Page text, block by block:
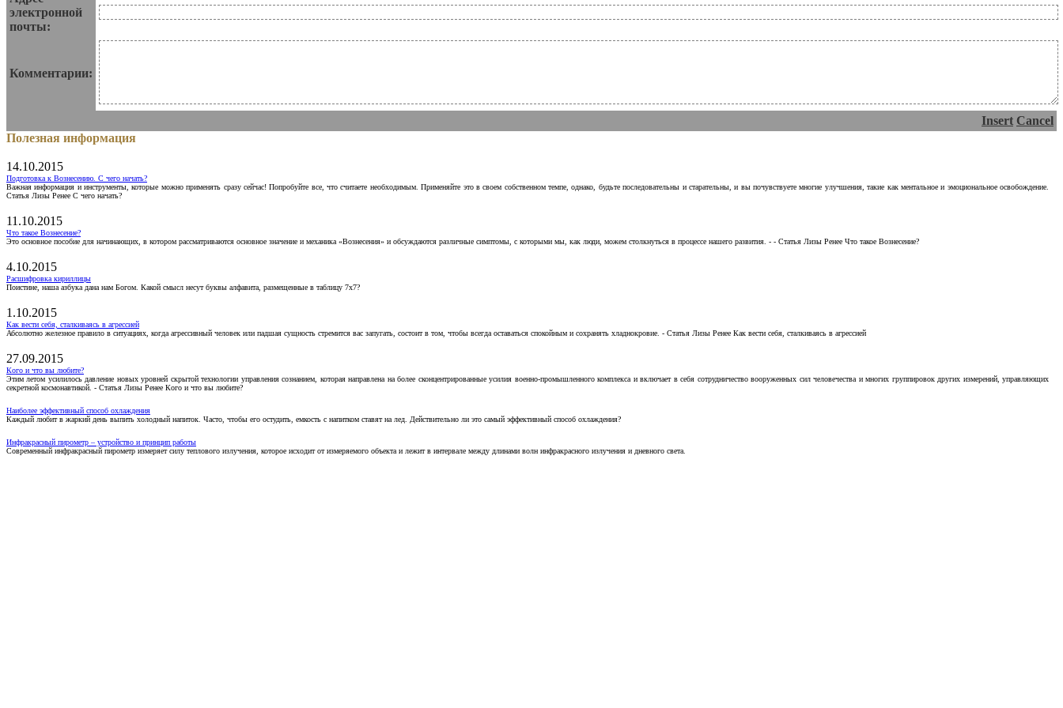
электронной
почты:
Комментарии:
Insert Cancel
Полезная информация
14.10.2015
Подготовка к Вознесению. С чего начать?
Важная информация и инструменты, которые можно применять сразу сейчас! Попробуйте все, что считаете необходимым. Применяйте это в своем собственном темпе, однако, будьте последовательны и старательны, и вы почувствуете многие улучшения, такие как ментальное и эмоциональное освобождение.
Статья Лизы Ренее С чего начать?
11.10.2015
Что такое Вознесение?
Это основное пособие для начинающих, в котором рассматриваются основное значение и механика «Вознесения» и обсуждаются различные симптомы, с которыми мы, как люди, можем столкнуться в процессе нашего развития. - - Статья Лизы Ренее Что такое Вознесение?
4.10.2015
Расшифровка кириллицы
Поистине, наша азбука дана нам Богом. Какой смысл несут буквы алфавита, размещенные в таблицу 7х7?
1.10.2015
Как вести себя, сталкиваясь в агрессией
Абсолютно железное правило в ситуациях, когда агрессивный человек или падшая сущность стремится вас запугать, состоит в том, чтобы всегда оставаться спокойным и сохранять хладнокровие. - Статья Лизы Ренее Как вести себя, сталкиваясь в агрессией
27.09.2015
Кого и что вы любите?
Этим летом усилилось давление новых уровней скрытой технологии управления сознанием, которая направлена на более сконцентрированные усилия военно-промышленного комплекса и включает в себя сотрудничество вооруженных сил человечества и многих группировок других измерений, управляющих
секретной космонавтикой. - Статья Лизы Ренее Кого и что вы любите?
Наиболее эффективный способ охлаждения
Каждый любит в жаркий день выпить холодный напиток. Часто, чтобы его остудить, емкость с напитком ставят на лед. Действительно ли это самый эффективный способ охлаждения?
Инфракрасный пирометр – устройство и принцип работы
Современный инфракрасный пирометр измеряет силу теплового излучения, которое исходит от измеряемого объекта и лежит в интервале между длинами волн инфракрасного излучения и дневного света.